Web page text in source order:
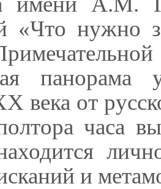
«Что нужно
панорама
века от
часа
и